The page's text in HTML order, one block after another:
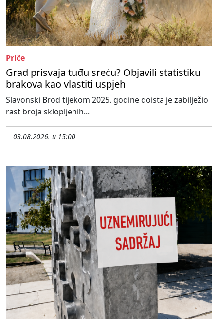
Priče
Grad prisvaja tuđu sreću? Objavili statistiku
brakova kao vlastiti uspjeh
Slavonski Brod tijekom 2025. godine doista je zabilježio
rast broja sklopljenih...
03.08.2026. u 15:00